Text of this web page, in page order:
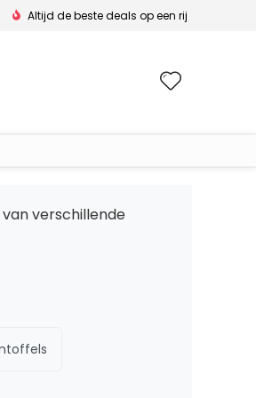
Altijd de beste deals op een rij
verschillende